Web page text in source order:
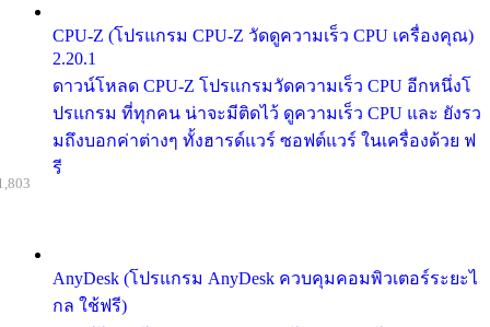
CPU-Z (โปรแกรม CPU-Z วัดดูความเร็ว CPU เครื่องคุณ)
2.20.1
ดาวน์โหลด CPU-Z โปรแกรมวัดความเร็ว CPU อีกหนึ่งโ
ปรแกรม ที่ทุกคน น่าจะมีติดไว้ ดูความเร็ว CPU และ ยังรว
มถึงบอกค่าต่างๆ ทั้งฮารด์แวร์ ซอฟต์แวร์ ในเครื่องด้วย ฟ
รี
AnyDesk (โปรแกรม AnyDesk ควบคุมคอมพิวเตอร์ระยะไ
กล ใช้ฟรี)